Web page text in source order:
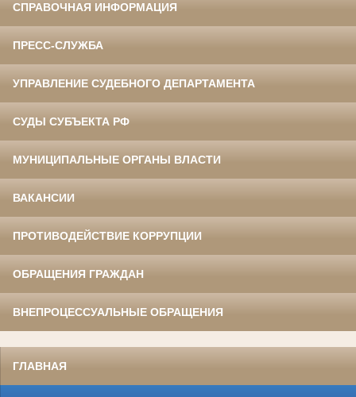
СПРАВОЧНАЯ ИНФОРМАЦИЯ
ПРЕСС-СЛУЖБА
УПРАВЛЕНИЕ СУДЕБНОГО ДЕПАРТАМЕНТА
СУДЫ СУБЪЕКТА РФ
МУНИЦИПАЛЬНЫЕ ОРГАНЫ ВЛАСТИ
ВАКАНСИИ
ПРОТИВОДЕЙСТВИЕ КОРРУПЦИИ
ОБРАЩЕНИЯ ГРАЖДАН
ВНЕПРОЦЕССУАЛЬНЫЕ ОБРАЩЕНИЯ
ГЛАВНАЯ